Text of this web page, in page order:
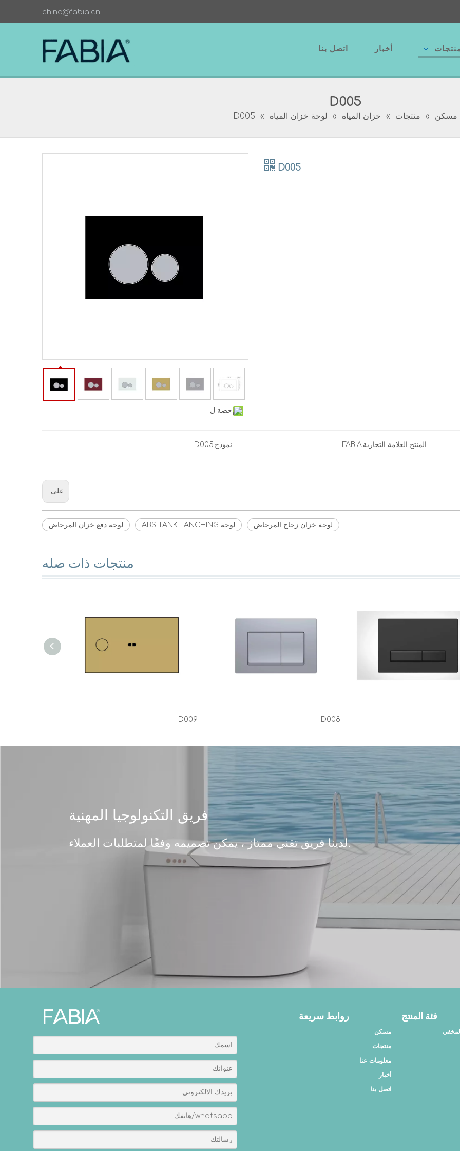
china@fabia.cn
أخبار اتصل بنا
D005
مسكن » منتجات » خزان المياه » لوحة خزان المياه »
D005
حصة ل:
D005
نموذج:D005 المنتج العلامة التجارية:FABIA
على:
لوحة دفع خزان المرحاض لوحة ABS TANK TANCHING لوحة خزان زجاج المرحاض
منتجات ذات صله
D009 D008
فريق التكنولوجيا المهنية
لدينا فريق تقني ممتاز ، يمكن تصميمه وفقًا لمتطلبات العملاء.
روابط سريعة
مسكن
منتجات
معلومات عنا
أخبار
اتصل بنا
فئة المنتج